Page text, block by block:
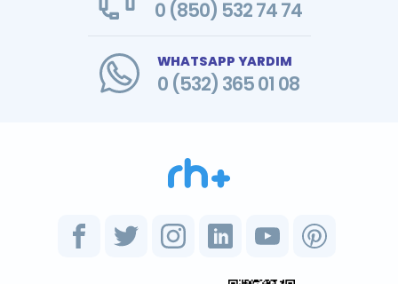
0 (850) 532 74 74
WHATSAPP YARDIM
0 (532) 365 01 08